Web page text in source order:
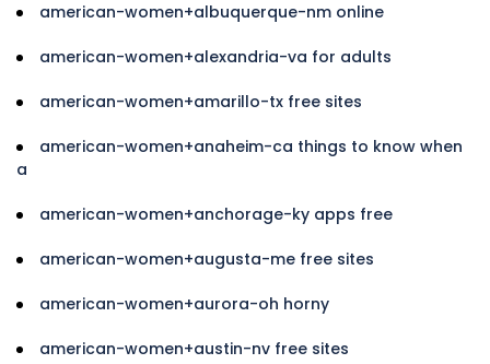
american-women+albuquerque-nm online
american-women+alexandria-va for adults
american-women+amarillo-tx free sites
american-women+anaheim-ca things to know when
a
american-women+anchorage-ky apps free
american-women+augusta-me free sites
american-women+aurora-oh horny
american-women+austin-nv free sites